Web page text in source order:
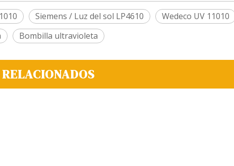
Siemens / Luz del sol LP4610 Wedeco UV 11010
Bombilla ultravioleta